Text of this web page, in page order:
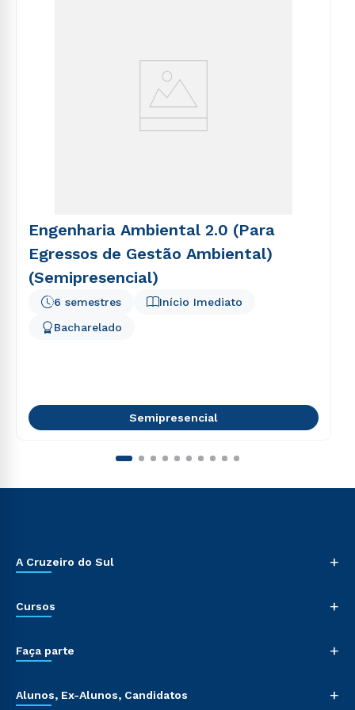
Engenharia Ambiental 2.0 (Para
Egressos de Gestão Ambiental)
(Semipresencial)
Início Imediato
6 semestres
Bacharelado
Semipresencial
A Cruzeiro do Sul +
Cursos +
Faça parte +
Alunos, Ex-Alunos, Candidatos +